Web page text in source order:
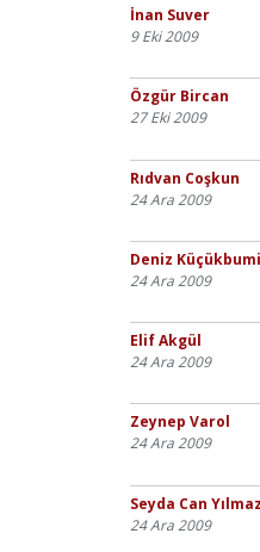
İnan Suver
9 Eki 2009
Özgür Bircan
27 Eki 2009
Rıdvan Coşkun
24 Ara 2009
Deniz
24 Ara 2009
Elif Akgül
24 Ara 2009
Zeynep Varol
24 Ara 2009
Seyda Can Yılmaz
24 Ara 2009